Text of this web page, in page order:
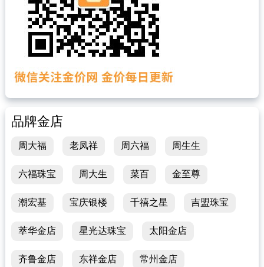
品牌金店
周大福 老凤祥 周六福 周生生
六福珠宝 周大生 菜百 金至尊
潮宏基 宝庆银楼 千禧之星 吉盟珠宝
萃华金店 星光达珠宝 太阳金店
齐鲁金店 东祥金店 常州金店